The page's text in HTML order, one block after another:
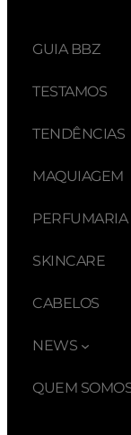
GUIA BBZ
TESTAMOS
TENDÊNCIAS
MAQUIAGEM
PERFUMARIA
SKINCARE
CABELOS
NEWS
QUEM